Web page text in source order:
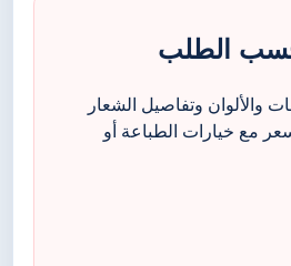
الطلب
والألوان وتفاصيل الشعار
مع خيارات الطباعة أو